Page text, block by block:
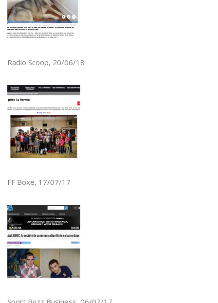
Radio Scoop, 20/06/18
FF Boxe, 17/07/17